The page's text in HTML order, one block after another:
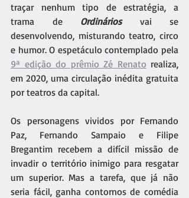
traçar nenhum tipo de estratégia, a
trama de Ordinários vai se
desenvolvendo, misturando teatro, circo
9ª edição do prêmio Zé Renato realiza,
em 2020, uma circulação inédita gratuita
por teatros da capital.
Os personagens vividos por Fernando
Paz, Fernando Sampaio e Filipe
Bregantim recebem a difícil missão de
invadir o território inimigo para resgatar
um superior. Mas a tarefa, que já não
seria fácil, ganha contornos de comédia